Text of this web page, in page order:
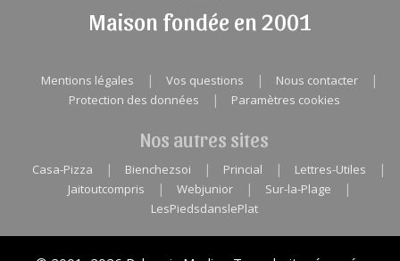
Maison fondée en 2001
Mentions légales | Vos questions | Nous contacter |
Protection des données | Paramètres cookies
Nos autres sites
Casa-Pizza | Bienchezsoi | Princial | Lettres-Utiles |
Jaitoutcompris | Webjunior | Sur-la-Plage |
LesPiedsdanslePlat